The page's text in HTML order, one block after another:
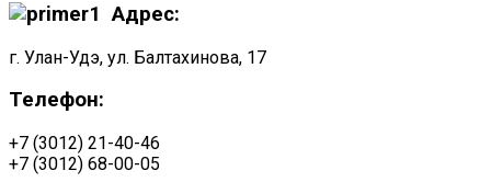
Адрес:
г. Улан-Удэ, ул. Балтахинова, 17
Телефон:
+7 (3012) 21-40-46
+7 (3012) 68-00-05